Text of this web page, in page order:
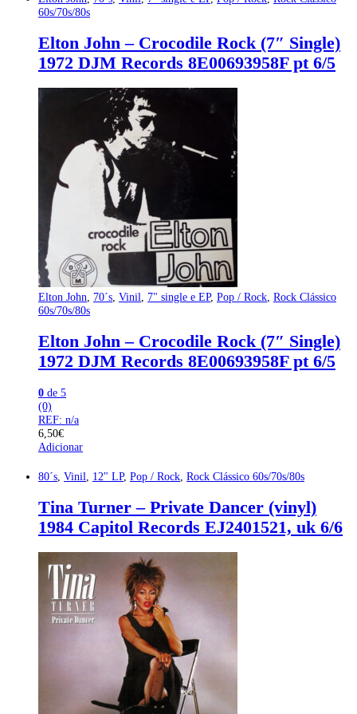
60s/70s/80s
Elton John – Crocodile Rock (7″ Single)
1972 DJM Records 8E00693958F pt 6/5
Elton John, 70´s, Vinil, 7" single e EP, Pop / Rock, Rock Clássico
60s/70s/80s
Elton John – Crocodile Rock (7″ Single)
1972 DJM Records 8E00693958F pt 6/5
0 de 5
(0)
REF: n/a
6,50€
Adicionar
80´s Vinil 12" LP, Pop / Rock Rock Clássico 60s/70s/80s
Tina Turner – Private Dancer (vinyl)
1984 Capitol Records EJ2401521, uk 6/6